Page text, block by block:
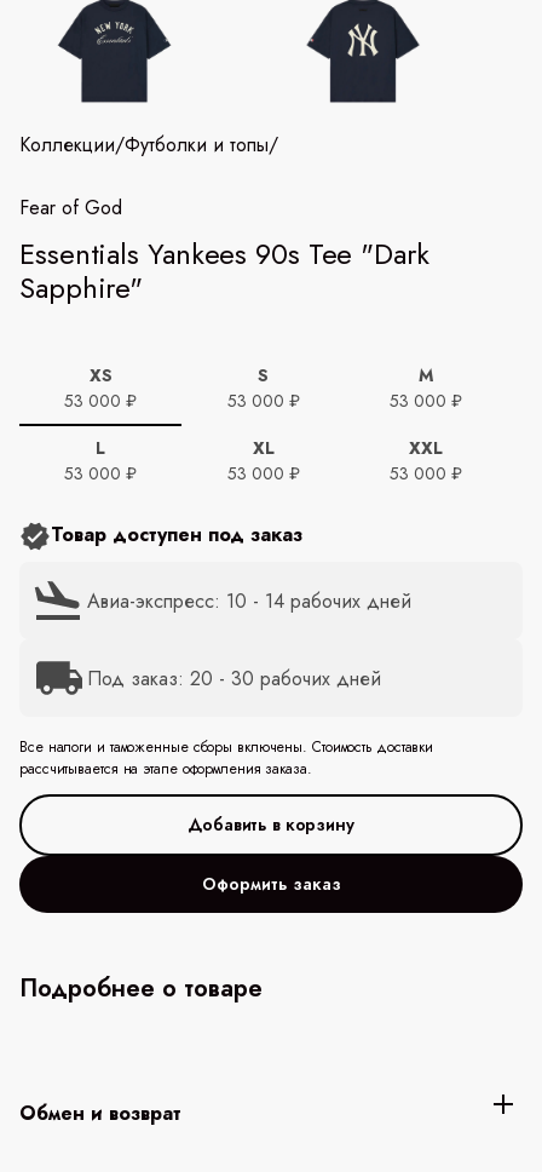
Коллекции/Футболки и топы/
Fear of God
Essentials Yankees 90s Tee "Dark
Sapphire"
XS
53 000 ₽
S
53 000 ₽
M
53 000 ₽
L
53 000 ₽
XL
53 000 ₽
XXL
53 000 ₽
Товар доступен под заказ
Авиа-экспресс: 10 - 14 рабочих дней
Под заказ: 20 - 30 рабочих дней
Все налоги и таможенные сборы включены. Стоимость доставки
рассчитывается на этапе оформления заказа.
Оформить заказ
Подробнее о товаре
Обмен и возврат